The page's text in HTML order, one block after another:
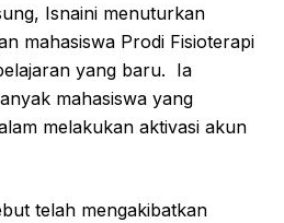
Isnaini menuturkan
mahasiswa Prodi Fisioterapi
yang baru. Ia
mahasiswa yang
melakukan aktivasi akun
telah mengakibatkan